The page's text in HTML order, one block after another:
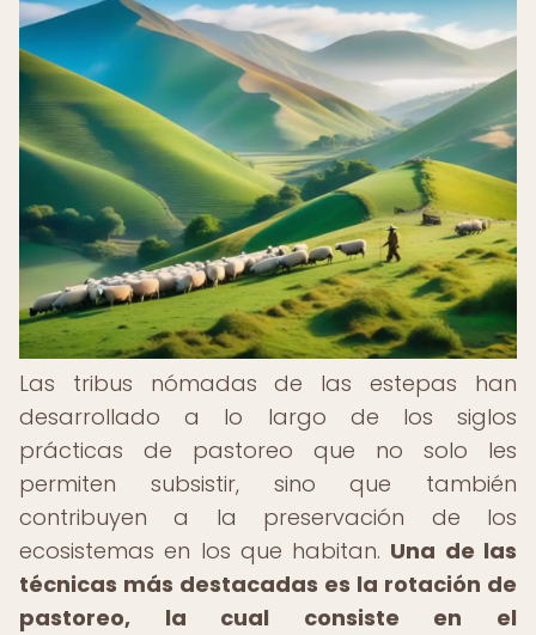
Las tribus nómadas de las estepas han
desarrollado a lo largo de los siglos
prácticas de pastoreo que no solo les
permiten subsistir, sino que también
contribuyen a la preservación de los
ecosistemas en los que habitan. Una de las
técnicas más destacadas es la rotación de
pastoreo, la cual consiste en el